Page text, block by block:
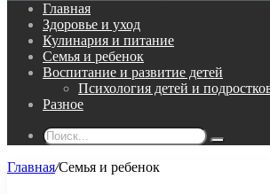
Главная
Здоровье и уход
Кулинария и питание
Семья и ребенок
Воспитание и развитие детей
Психология детей и
Разное
Поиск...
Главная/Семья и ребенок